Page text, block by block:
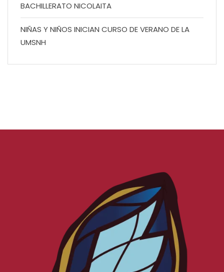
BACHILLERATO NICOLAITA
NIÑAS Y NIÑOS INICIAN CURSO DE VERANO DE LA
UMSNH